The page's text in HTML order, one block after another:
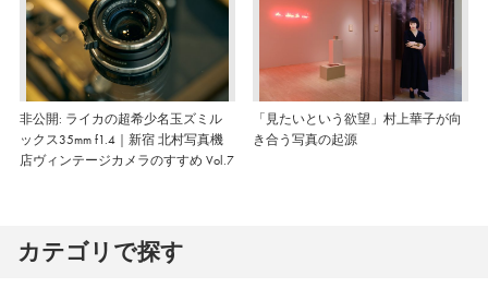
非公開: ライカの超希少名玉ズミル
ックス35mm f1.4｜新宿 北村写真機
店ヴィンテージカメラのすすめ Vol.7
「見たいという欲望」村上華子が向
き合う写真の起源
カテゴリで探す